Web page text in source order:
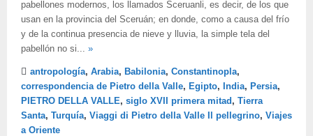
pabellones modernos, los llamados Sceruanli, es decir, de los que
usan en la provincia del Sceruán; en donde, como a causa del frío
y de la continua presencia de nieve y lluvia, la simple tela del
pabellón no si... »
antropología, Arabia, Babilonia, Constantinopla,
correspondencia de Pietro della Valle, Egipto, India, Persia,
PIETRO DELLA VALLE, siglo XVII primera mitad , Tierra
Santa, Turquía, Viaggi di Pietro della Valle Il pellegrino, Viajes
a Oriente